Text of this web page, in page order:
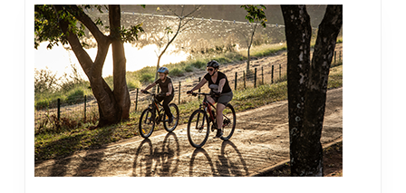
vous
font
claquer
des
dents